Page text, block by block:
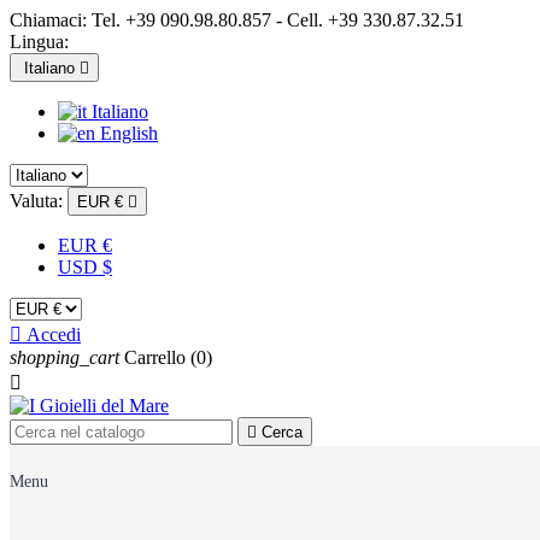
Chiamaci: Tel. +39 090.98.80.857 - Cell. +39 330.87.32.51
Lingua:
Italiano 
Italiano
English
Valuta: EUR € 
EUR €
USD $
 Accedi
shopping_cart Carrello (0)

 Cerca
Menu